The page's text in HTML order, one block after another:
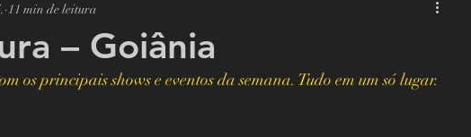
#literatura
Da Cultura Boogarins
– Goiânia
11 min de leitura
os principais shows e eventos da semana. Tudo em um só lugar.